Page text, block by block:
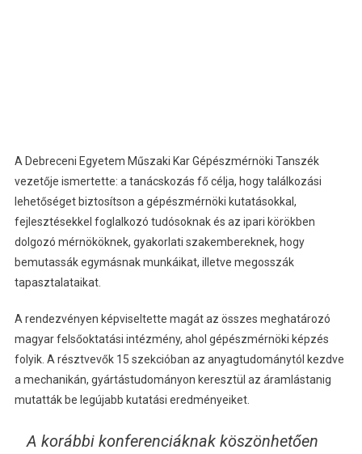
A Debreceni Egyetem Műszaki Kar Gépészmérnöki Tanszék
vezetője ismertette: a tanácskozás fő célja, hogy találkozási
lehetőséget biztosítson a gépészmérnöki kutatásokkal,
fejlesztésekkel foglalkozó tudósoknak és az ipari körökben
dolgozó mérnököknek, gyakorlati szakembereknek, hogy
bemutassák egymásnak munkáikat, illetve megosszák
tapasztalataikat.
A rendezvényen képviseltette magát az összes meghatározó
magyar felsőoktatási intézmény, ahol gépészmérnöki képzés
folyik. A résztvevők 15 szekcióban az anyagtudománytól kezdve
a mechanikán, gyártástudományon keresztül az áramlástanig
mutatták be legújabb kutatási eredményeiket.
A korábbi konferenciáknak köszönhetően